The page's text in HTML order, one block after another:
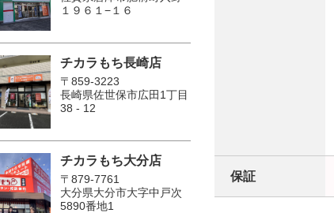
保証
１９６１−１６
チカラもち長崎店
〒859-3223
長崎県佐世保市広田1丁目
38 - 12
チカラもち大分店
〒879-7761
大分県大分市大字中戸次
5890番地1